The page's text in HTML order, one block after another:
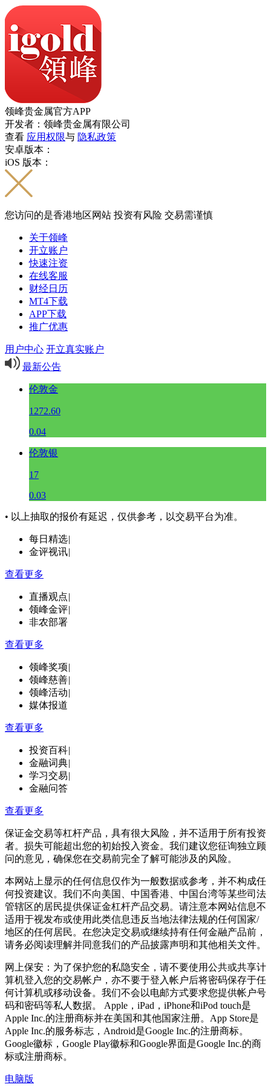
领峰贵金属官方APP
开发者：领峰贵金属有限公司
查看 应用权限与 隐私政策
安卓版本：
iOS 版本：
您访问的是香港地区网站 投资有风险 交易需谨慎
关于领峰
开立账户
快速注资
在线客服
财经日历
MT4下载
APP下载
推广优惠
用户中心 开立真实账户
最新公告
伦敦金
1272.60
0.04
伦敦银
17
0.03
• 以上抽取的报价有延迟，仅供参考，以交易平台为准。
每日精选|
金评视讯|
查看更多
直播观点|
领峰金评|
非农部署
查看更多
领峰奖项|
领峰慈善|
领峰活动|
媒体报道
查看更多
投资百科|
金融词典|
学习交易|
金融问答
查看更多
保证金交易等杠杆产品，具有很大风险，并不适用于所有投资
者。损失可能超出您的初始投入资金。我们建议您征询独立顾
问的意见，确保您在交易前完全了解可能涉及的风险。
本网站上显示的任何信息仅作为一般数据或参考，并不构成任
何投资建议。我们不向美国、中国香港、中国台湾等某些司法
管辖区的居民提供保证金杠杆产品交易。请注意本网站信息不
适用于视发布或使用此类信息违反当地法律法规的任何国家/
地区的任何居民。在您决定交易或继续持有任何金融产品前，
请务必阅读理解并同意我们的产品披露声明和其他相关文件。
网上保安：为了保护您的私隐安全，请不要使用公共或共享计
算机登入您的交易帐户，亦不要于登入帐户后将密码保存于任
何计算机或移动设备。我们不会以电邮方式要求您提供帐户号
码和密码等私人数据。 Apple，iPad，iPhone和iPod touch是
Apple Inc.的注册商标并在美国和其他国家注册。App Store是
Apple Inc.的服务标志，Android是Google Inc.的注册商标。
Google徽标，Google Play徽标和Google界面是Google Inc.的商
标或注册商标。
电脑版